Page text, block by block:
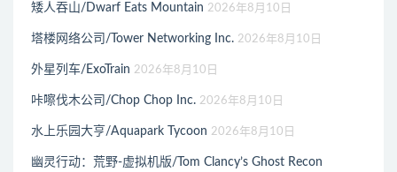
矮人吞山/Dwarf Eats Mountain 2026年8月10日
塔楼网络公司/Tower Networking Inc. 2026年8月10日
外星列车/ExoTrain 2026年8月10日
咔嚓伐木公司/Chop Chop Inc. 2026年8月10日
水上乐园大亨/Aquapark Tycoon 2026年8月10日
幽灵行动：荒野-虚拟机版/Tom Clancy’s Ghost Recon